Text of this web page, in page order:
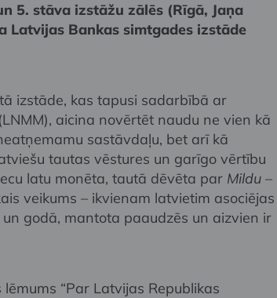
5. stāva izstāžu zālēs (Rīgā, Jaņa
Latvijas Bankas simtgades izstāde
izstāde, kas tapusi sadarbībā ar
aicina novērtēt naudu ne vien kā
sastāvdaļu, bet arī kā
tautas vēstures un garīgo vērtību
latu monēta, tautā dēvēta par Mildu –
veikums – ikvienam latvietim asociējas
godā, mantota paaudzēs un aizvien ir
“Par Latvijas Republikas